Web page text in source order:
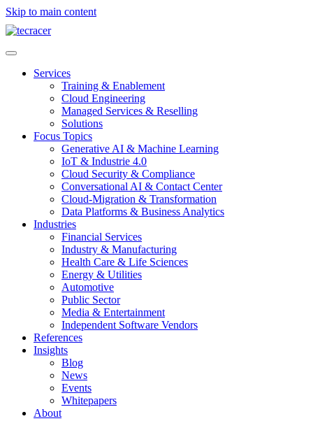
Skip to main content
Services
Training & Enablement
Cloud Engineering
Managed Services & Reselling
Solutions
Focus Topics
Generative AI & Machine Learning
IoT & Industrie 4.0
Cloud Security & Compliance
Conversational AI & Contact Center
Cloud-Migration & Transformation
Data Platforms & Business Analytics
Industries
Financial Services
Industry & Manufacturing
Health Care & Life Sciences
Energy & Utilities
Automotive
Public Sector
Media & Entertainment
Independent Software Vendors
References
Insights
Blog
News
Events
Whitepapers
About